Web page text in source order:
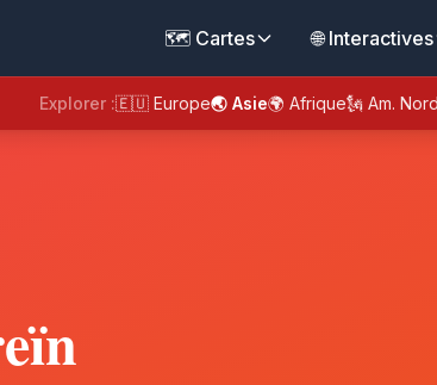
🗺️ Cartes 🌐 Interactives
Explorer :🇪🇺 Europe🌏 Asie🌍 Afrique🗽 Am. Nord